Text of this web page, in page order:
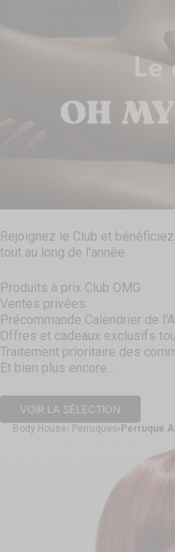
Rejoignez le Club et
tout au long de l'année
Produits à prix Club OMG
Ventes privées
Précommande Calendrier de
Offres et cadeaux exclusifs
Traitement prioritaire des
Et bien plus encore...
VOIR LA SÉLECTION
Body House Perruques Perruque